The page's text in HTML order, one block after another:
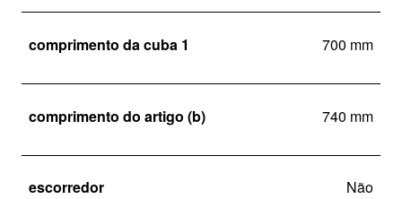
comprimento da cuba 1 700 mm
comprimento do artigo (b) 740 mm
escorredor Não